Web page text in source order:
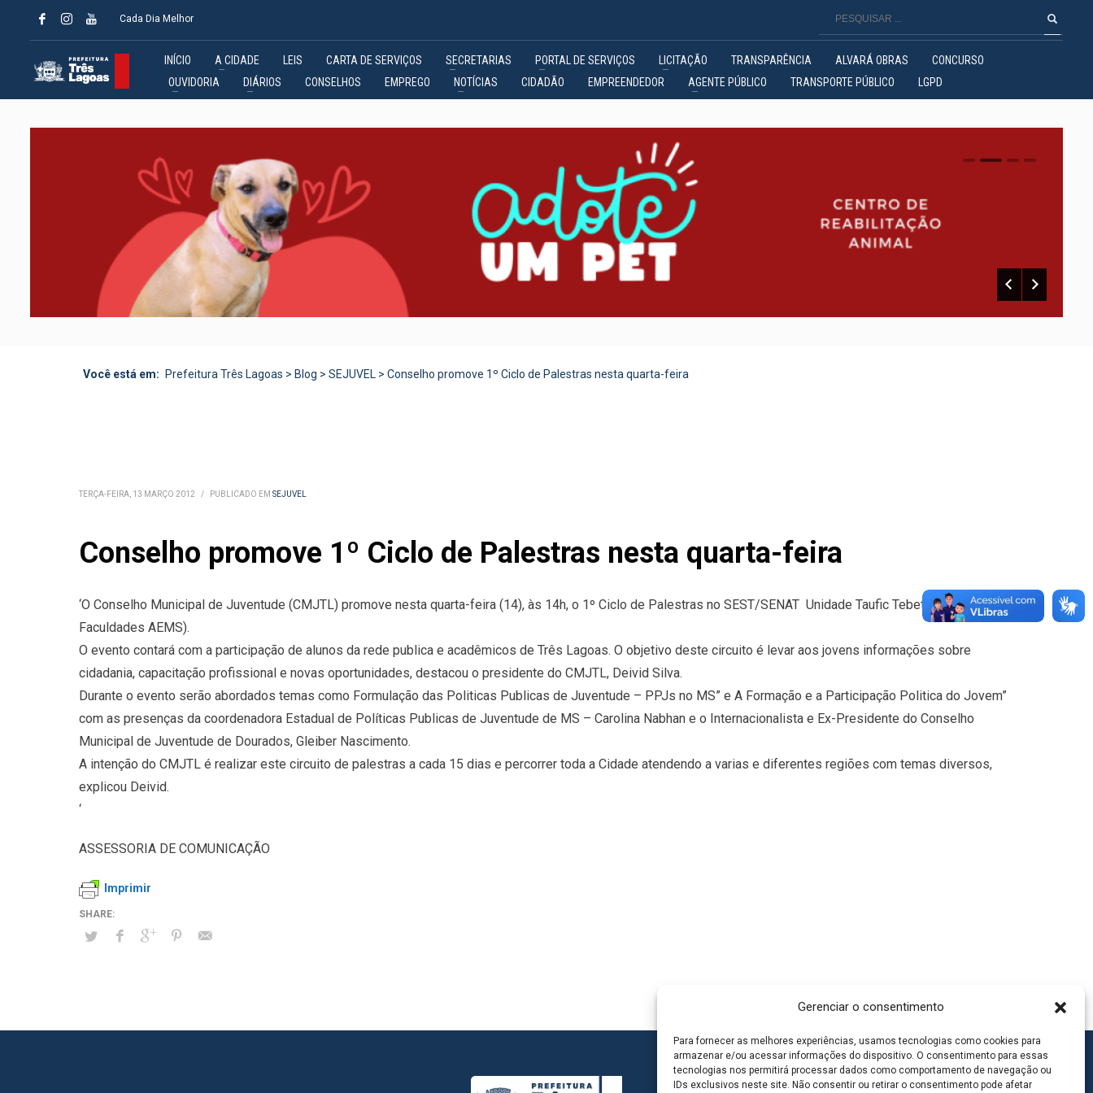
Gerenciar o consentimento
Para fornecer as melhores experiências, usamos tecnologias como cookies para
armazenar e/ou acessar informações do dispositivo. O consentimento para essas
tecnologias nos permitirá processar dados como comportamento de navegação ou
IDs exclusivos neste site. Não consentir ou retirar o consentimento pode afetar
Cada Dia Melhor
INÍCIO A CIDADE LEIS CARTA DE SERVIÇOS SECRETARIAS PORTAL DE SERVIÇOS LICITAÇÃO TRANSPARÊNCIA ALVARÁ OBRAS
CONCURSO
OUVIDORIA
DIÁRIOS CONSELHOS EMPREGO NOTÍCIAS CIDADÃO EMPREENDEDOR AGENTE PÚBLICO TRANSPORTE PÚBLICO LGPD
0 1 2
Você está em: Prefeitura Três Lagoas > Blog > SEJUVEL > Conselho promove 1º Ciclo de Palestras nesta quarta-feira
TERÇA-FEIRA, 13 MARÇO 2012 / PUBLICADO EM SEJUVEL
Conselho promove 1º Ciclo de Palestras nesta quarta-feira
‘O Conselho Municipal de Juventude (CMJTL) promove nesta quarta-feira (14), às 14h, o 1º Ciclo de Palestras no SEST/SENAT  Unidade Taufic Tebet (ao lado das
Faculdades AEMS).
O evento contará com a participação de alunos da rede publica e acadêmicos de Três Lagoas. O objetivo deste circuito é levar aos jovens informações sobre
cidadania, capacitação profissional e novas oportunidades, destacou o presidente do CMJTL, Deivid Silva.
Durante o evento serão abordados temas como Formulação das Politicas Publicas de Juventude – PPJs no MS” e A Formação e a Participação Politica do Jovem”
com as presenças da coordenadora Estadual de Políticas Publicas de Juventude de MS – Carolina Nabhan e o Internacionalista e Ex-Presidente do Conselho
Municipal de Juventude de Dourados, Gleiber Nascimento.
A intenção do CMJTL é realizar este circuito de palestras a cada 15 dias e percorrer toda a Cidade atendendo a varias e diferentes regiões com temas diversos,
explicou Deivid.
‘
ASSESSORIA DE COMUNICAÇÃO
Imprimir